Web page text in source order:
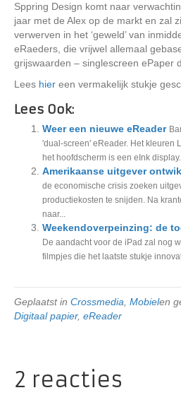
Sppring Design komt naar
jaar met de Alex op de markt en zal
verwerven in het ‘geweld’ van
eRaeders, die vrijwel allemaal
grijswaarden – singlescreen ePaper
Lees hier een vermakelijk stukje
Lees Ook:
Weer een nieuwe eReader
'dual-screen' eReader. Het kleuren
het hoofdscherm is een eInk
Amerikaanse uitgever
de economische crisis zoeken
productiekosten te snijden. Na
naar...
Weekendoverpeinzing: de
De aandacht voor de iPad zal nog
filmpjes die het laatste stukje
Geplaatst in Crossmedia Mobielen
Digitaal papier, eReader
2 reacties